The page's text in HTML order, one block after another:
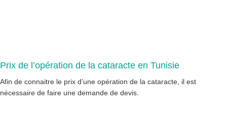
Prix de l’opération de la cataracte en Tunisie
Afin de connaitre le prix d’une opération de la cataracte, il est
nécessaire de faire une demande de devis.